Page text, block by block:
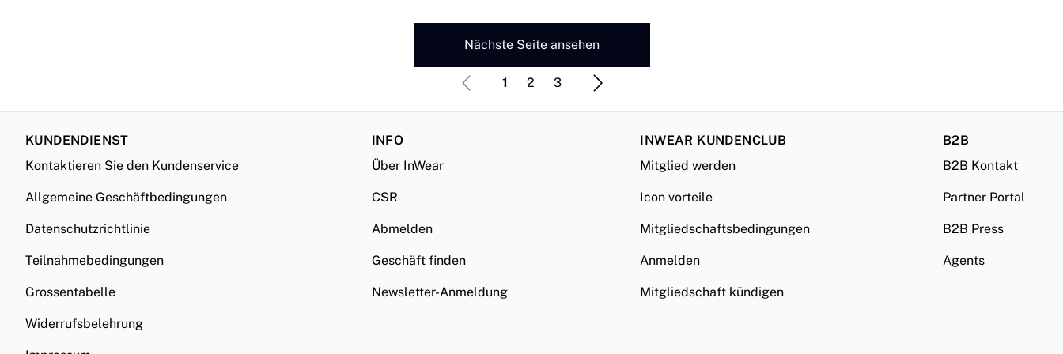
Nächste Seite ansehen
1 2 3
KUNDENDIENST
Kontaktieren Sie den Kundenservice
Allgemeine Geschäftbedingungen
Datenschutzrichtlinie
Teilnahmebedingungen
Grossentabelle
Widerrufsbelehrung
INFO
Über InWear
CSR
Abmelden
Geschäft finden
Newsletter-Anmeldung
INWEAR KUNDENCLUB
Mitglied werden
Icon vorteile
Mitgliedschaftsbedingungen
Anmelden
Mitgliedschaft kündigen
B2B
B2B Kontakt
Partner Portal
B2B Press
Agents